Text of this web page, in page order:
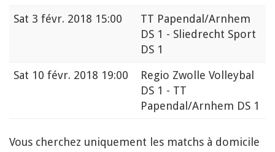
Sat 3 févr. 2018 15:00
TT Papendal/Arnhem
DS 1 - Sliedrecht Sport
DS 1
Sat 10 févr. 2018 19:00
Regio Zwolle Volleybal
DS 1 - TT
Papendal/Arnhem DS 1
Vous cherchez uniquement les matchs à domicile